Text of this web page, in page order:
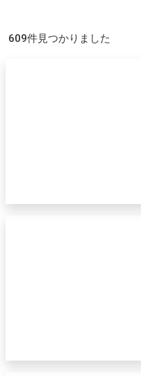
609件見つかりました